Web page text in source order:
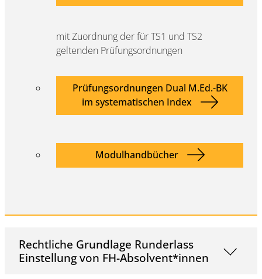
mit Zuordnung der für TS1 und TS2
geltenden Prüfungsordnungen
Prüfungsordnungen Dual M.Ed.-BK
im systematischen Index
Modulhandbücher
Rechtliche Grundlage Runderlass
Einstellung von FH-Absolvent*innen